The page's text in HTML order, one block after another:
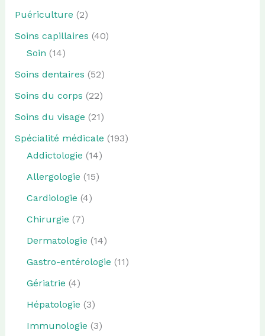
Puériculture (2)
Soins capillaires (40)
Soin (14)
Soins dentaires (52)
Soins du corps (22)
Soins du visage (21)
Spécialité médicale (193)
Addictologie (14)
Allergologie (15)
Cardiologie (4)
Chirurgie (7)
Dermatologie (14)
Gastro-entérologie (11)
Gériatrie (4)
Hépatologie (3)
Immunologie (3)